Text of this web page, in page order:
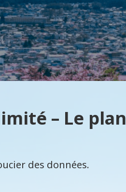
– Le plan
des données.